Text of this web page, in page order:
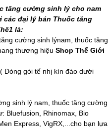
tăng cường sinh lý cho nam
các đại lý bán Thuốc tăng
là:
cường sinh lýnam, thuốc tăng
thương hiệu Shop Thế Giới
Đóng gói tế nhị kín đáo dưới
sinh lý nam, thuốc tăng cường
Bluefusion, Rhinomax, Bio
Express, VigRX,...cho bạn lựa